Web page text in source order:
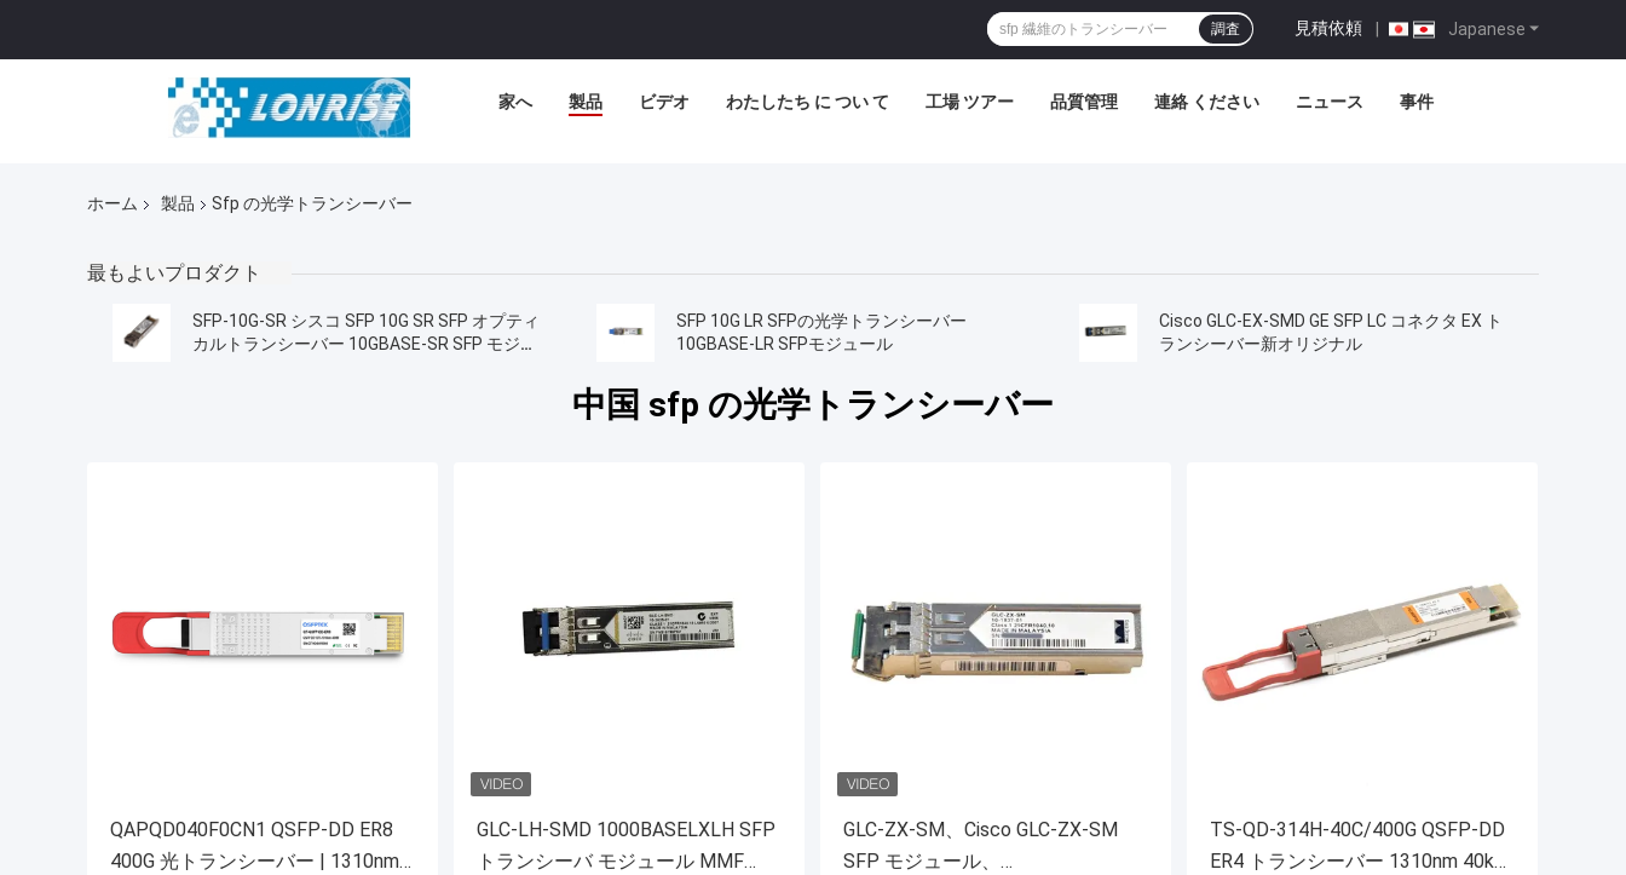
Japanese
見積依頼 |
調査
家へ 製品 ビデオ わたしたち に つい て 工場 ツアー 品質管理 連絡 ください ニュース 事件
ホーム 製品 Sfp の光学トランシーバー
最もよいプロダクト
SFP-10G-SR シスコ SFP 10G SR SFP オプティ
カルトランシーバー 10GBASE-SR SFP モジュ
SFP 10G LR SFPの光学トランシーバー
10GBASE-LR SFPモジュール
Cisco GLC-EX-SMD GE SFP LC コネクタ EX ト
ランシーバー新オリジナル
中国 sfp の光学トランシーバー
QAPQD040F0CN1 QSFP-DD ER8
400G 光トランシーバー | 1310nm
GLC-LH-SMD 1000BASELXLH SFP
トランシーバ モジュール MMF
GLC-ZX-SM、Cisco GLC-ZX-SM
SFP モジュール、
TS-QD-314H-40C/400G QSFP-DD
ER4 トランシーバー 1310nm 40km